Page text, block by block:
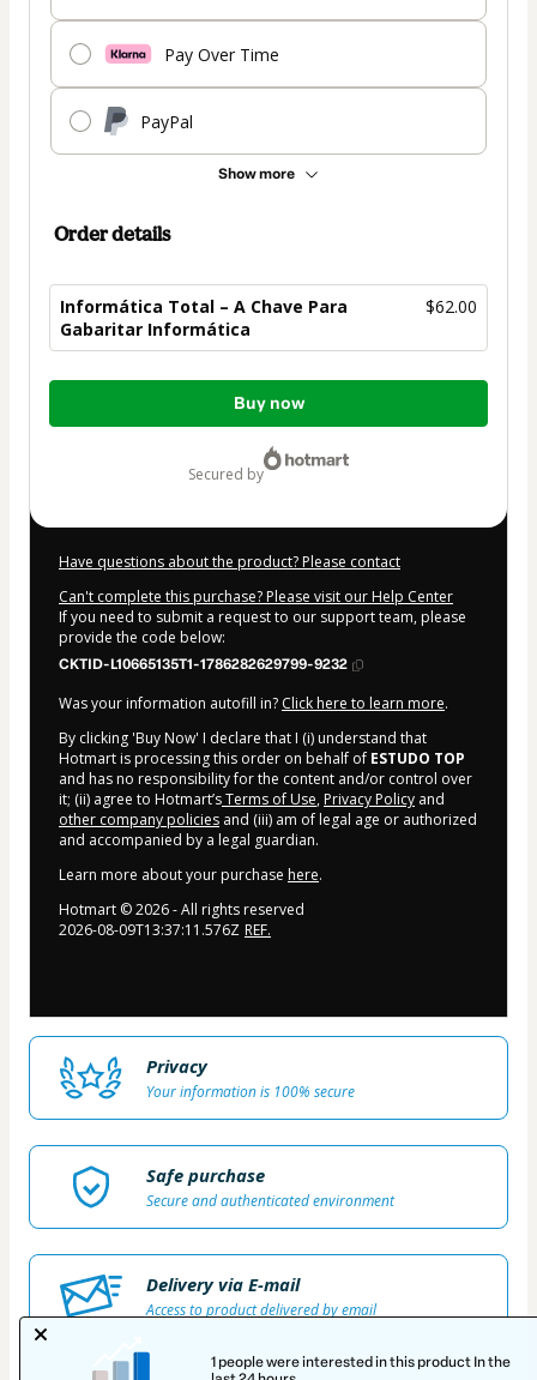
Pay Over Time
PayPal
Show more
Order details
Informática Total – A Chave Para
Gabaritar Informática
$62.00
Total
Buy now
secured by
Have questions about the product? Please contact
Can't complete this purchase? Please visit our Help Center
If you need to submit a request to our support team, please
provide the code below:
CKTID-L10665135T1-1786282629799-9232
Was your information autofill in? Click here to learn more.
By clicking 'Buy Now' I declare that I (i) understand that
Hotmart is processing this order on behalf of ESTUDO TOP
and has no responsibility for the content and/or control over
it; (ii) agree to Hotmart’sTerms of Use, Privacy Policy and
other company policies and (iii) am of legal age or authorized
and accompanied by a legal guardian.
Learn more about your purchase here.
Hotmart ©2026- All rights reserved
2026-08-09T13:37:11.576Z REF.
Privacy
Your information is 100% secure
Safe purchase
Secure and authenticated environment
Delivery via E-mail
Access to product delivered by email
1 people were interested in this product In the